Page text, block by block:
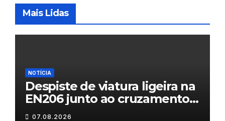
Mais Lidas
NOTÍCIA
Despiste de viatura ligeira na
EN206 junto ao cruzamento
Fornos do Pinhal
07.08.2026